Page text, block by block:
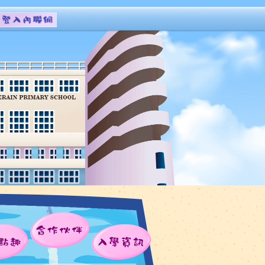
趣
合作伙伴
入學資訊